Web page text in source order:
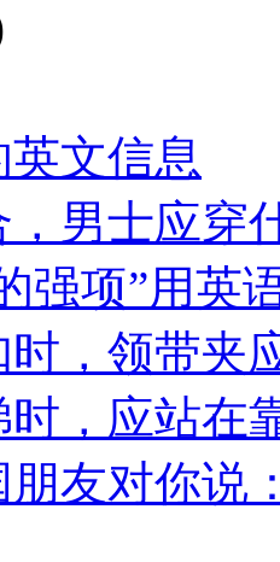
文信息
男士应穿
强项”用英
，领带夹
，应站在
友对你说